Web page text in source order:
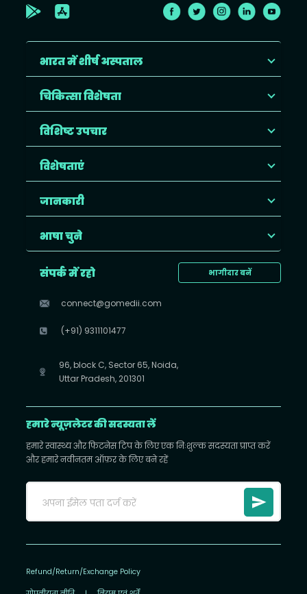
भारत में शीर्ष अस्पताल
चिकित्सा विशेषता
विशिष्ट उपचार
विशेषताएं
जानकारी
भाषा चुने
भागीदार बनें
संपर्क में रहो
connect@gomedii.com
(+91) 9311101477
96, block C, Sector 65, Noida,
Uttar Pradesh, 201301
हमारे न्यूज़लेटर की सदस्यता लें
हमारे स्वास्थ्य और फिटनेस टिप के लिए एक निःशुल्क सदस्यता प्राप्त करें
और हमारे नवीनतम ऑफ़र के लिए बने रहें
Refund/Return/Exchange Policy